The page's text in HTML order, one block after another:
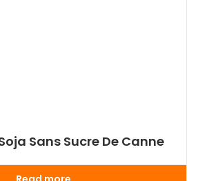
Sans Sucre De Canne